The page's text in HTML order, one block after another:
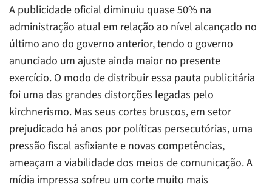
A publicidade oficial diminuiu quase 50% na
administração atual em relação ao nível alcançado no
último ano do governo anterior, tendo o governo
anunciado um ajuste ainda maior no presente
exercício. O modo de distribuir essa pauta publicitária
foi uma das grandes distorções legadas pelo
kirchnerismo. Mas seus cortes bruscos, em setor
prejudicado há anos por políticas persecutórias, uma
pressão fiscal asfixiante e novas competências,
ameaçam a viabilidade dos meios de comunicação. A
mídia impressa sofreu um corte muito mais